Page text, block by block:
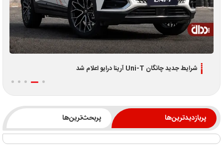
شرایط جدید چانگان Uni-T آرینا درایو اعلام شد
پربازدیدترین‌ها پربحث‌ترین‌ها